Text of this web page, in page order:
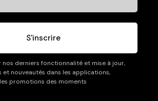
S'inscrire
nos derniers fonctionnalité et mise à jour,
et nouveautés dans les applications,
les promotions des moments